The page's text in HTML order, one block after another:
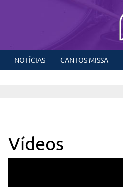
NOTÍCIAS CANTOS MISSA
Vídeos